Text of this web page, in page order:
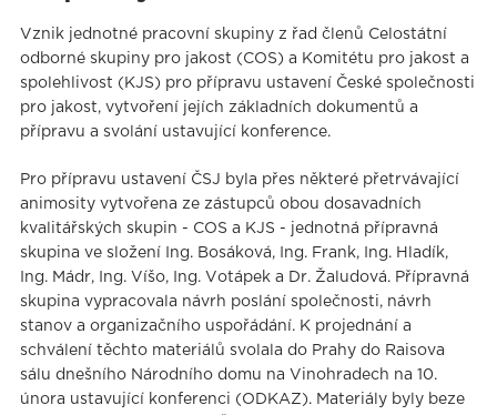
Vznik jednotné pracovní skupiny z řad členů Celostátní
odborné skupiny pro jakost (COS) a Komitétu pro jakost a
spolehlivost (KJS) pro přípravu ustavení České společnosti
pro jakost, vytvoření jejích základních dokumentů a
přípravu a svolání ustavující konference.
Pro přípravu ustavení ČSJ byla přes některé přetrvávající
animosity vytvořena ze zástupců obou dosavadních
kvalitářských skupin - COS a KJS - jednotná přípravná
skupina ve složení Ing. Bosáková, Ing. Frank, Ing. Hladík,
Ing. Mádr, Ing. Víšo, Ing. Votápek a Dr. Žaludová. Přípravná
skupina vypracovala návrh poslání společnosti, návrh
stanov a organizačního uspořádání. K projednání a
schválení těchto materiálů svolala do Prahy do Raisova
sálu dnešního Národního domu na Vinohradech na 10.
února ustavující konferenci (ODKAZ). Materiály byly beze